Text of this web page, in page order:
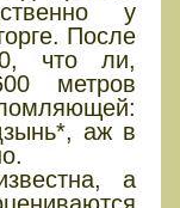
у
После
что ли,
метров
аж в
а